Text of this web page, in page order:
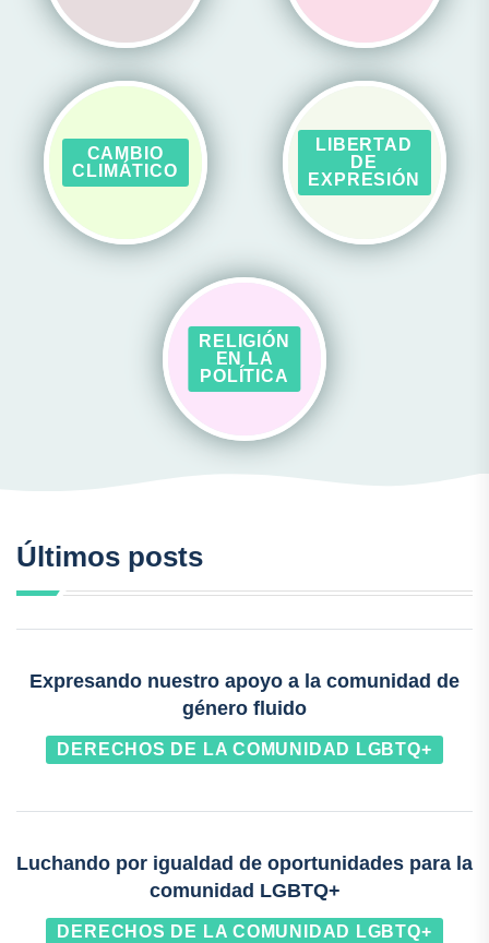
CAMBIO
CLIMÁTICO
LIBERTAD
DE
EXPRESIÓN
RELIGIÓN
EN LA
POLÍTICA
Últimos posts
Expresando nuestro apoyo a la comunidad de
género fluido
DERECHOS DE LA COMUNIDAD LGBTQ+
Luchando por igualdad de oportunidades para la
comunidad LGBTQ+
DERECHOS DE LA COMUNIDAD LGBTQ+